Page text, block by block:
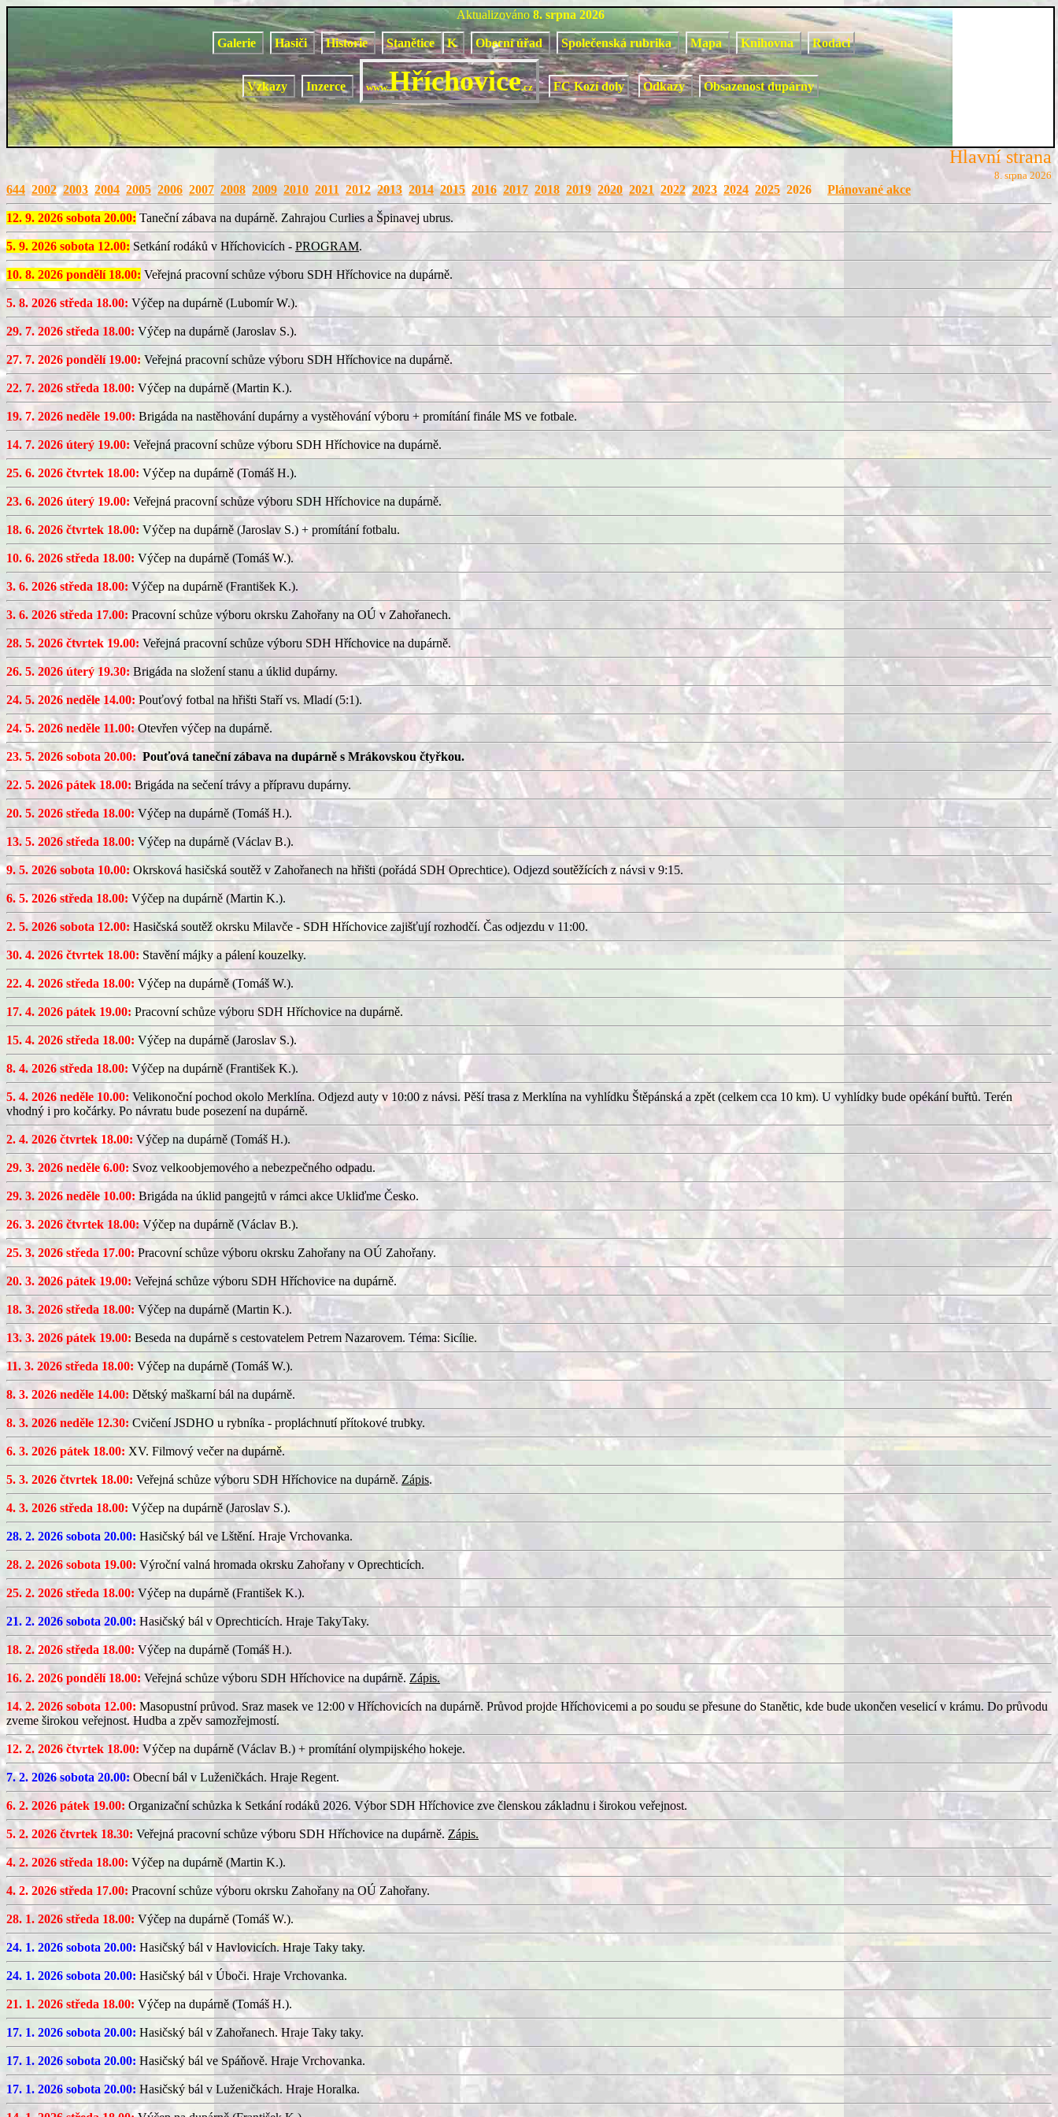
Aktualizováno 8. srpna 2026
Galerie Hasiči Historie Stanětice K Obecní úřad Společenská rubrika Mapa Knihovna Rodáci
Vzkazy Inzerce www.Hříchovice.cz FC Kozí doly Odkazy Obsazenost dupárny
Hlavní strana
8. srpna 2026
644 2002 2003 2004 2005 2006 2007 2008 2009 2010 2011 2012 2013 2014 2015 2016 2017 2018 2019 2020 2021 2022 2023 2024 20252026 Plánované akce
12. 9. 2026 sobota 20.00: Taneční zábava na dupárně. Zahrajou Curlies a Špinavej ubrus.
5. 9. 2026 sobota 12.00: Setkání rodáků v Hříchovicích - PROGRAM.
10. 8. 2026 pondělí 18.00: Veřejná pracovní schůze výboru SDH Hříchovice na dupárně.
5. 8. 2026 středa 18.00: Výčep na dupárně (Lubomír W.).
29. 7. 2026 středa 18.00: Výčep na dupárně (Jaroslav S.).
27. 7. 2026 pondělí 19.00: Veřejná pracovní schůze výboru SDH Hříchovice na dupárně.
22. 7. 2026 středa 18.00: Výčep na dupárně (Martin K.).
19. 7. 2026 neděle 19.00: Brigáda na nastěhování dupárny a vystěhování výboru + promítání finále MS ve fotbale.
14. 7. 2026 úterý 19.00: Veřejná pracovní schůze výboru SDH Hříchovice na dupárně.
25. 6. 2026 čtvrtek 18.00: Výčep na dupárně (Tomáš H.).
23. 6. 2026 úterý 19.00: Veřejná pracovní schůze výboru SDH Hříchovice na dupárně.
18. 6. 2026 čtvrtek 18.00: Výčep na dupárně (Jaroslav S.) + promítání fotbalu.
10. 6. 2026 středa 18.00: Výčep na dupárně (Tomáš W.).
3. 6. 2026 středa 18.00: Výčep na dupárně (František K.).
3. 6. 2026 středa 17.00: Pracovní schůze výboru okrsku Zahořany na OÚ v Zahořanech.
28. 5. 2026 čtvrtek 19.00: Veřejná pracovní schůze výboru SDH Hříchovice na dupárně.
26. 5. 2026 úterý 19.30: Brigáda na složení stanu a úklid dupárny.
24. 5. 2026 neděle 14.00: Pouťový fotbal na hřišti Staří vs. Mladí (5:1).
24. 5. 2026 neděle 11.00:Otevřen výčep na dupárně.
23. 5. 2026 sobota 20.00: Pouťová taneční zábava na dupárně s Mrákovskou čtyřkou.
22. 5. 2026 pátek 18.00: Brigáda na sečení trávy a přípravu dupárny.
20. 5. 2026 středa 18.00: Výčep na dupárně (Tomáš H.).
13. 5. 2026 středa 18.00: Výčep na dupárně (Václav B.).
9. 5. 2026 sobota 10.00: Okrsková hasičská soutěž v Zahořanech na hřišti (pořádá SDH Oprechtice). Odjezd soutěžících z návsi v 9:15.
6. 5. 2026 středa 18.00: Výčep na dupárně (Martin K.).
2. 5. 2026 sobota 12.00: Hasičská soutěž okrsku Milavče - SDH Hříchovice zajišťují rozhodčí. Čas odjezdu v 11:00.
30. 4. 2026 čtvrtek 18.00: Stavění májky a pálení kouzelky.
22. 4. 2026 středa 18.00: Výčep na dupárně (Tomáš W.).
17. 4. 2026 pátek 19.00: Pracovní schůze výboru SDH Hříchovice na dupárně.
15. 4. 2026 středa 18.00: Výčep na dupárně (Jaroslav S.).
8. 4. 2026 středa 18.00: Výčep na dupárně (František K.).
5. 4. 2026 neděle 10.00: Velikonoční pochod okolo Merklína. Odjezd auty v 10:00 z návsi. Pěší trasa z Merklína na vyhlídku Štěpánská a zpět (celkem cca 10 km). U vyhlídky bude opékání buřtů. Terén
vhodný i pro kočárky. Po návratu bude posezení na dupárně.
2. 4. 2026 čtvrtek 18.00: Výčep na dupárně (Tomáš H.).
29. 3. 2026 neděle 6.00: Svoz velkoobjemového a nebezpečného odpadu.
29. 3. 2026 neděle 10.00: Brigáda na úklid pangejtů v rámci akce Ukliďme Česko.
26. 3. 2026 čtvrtek 18.00:Výčep na dupárně (Václav B.).
25. 3. 2026 středa 17.00: Pracovní schůze výboru okrsku Zahořany na OÚ Zahořany.
20. 3. 2026 pátek 19.00: Veřejná schůze výboru SDH Hříchovice na dupárně.
18. 3. 2026 středa 18.00: Výčep na dupárně (Martin K.).
13. 3. 2026 pátek 19.00: Beseda na dupárně s cestovatelem Petrem Nazarovem. Téma: Sicílie.
11. 3. 2026 středa 18.00: Výčep na dupárně (Tomáš W.).
8. 3. 2026 neděle 14.00: Dětský maškarní bál na dupárně.
8. 3. 2026 neděle 12.30: Cvičení JSDHO u rybníka - propláchnutí přítokové trubky.
6. 3. 2026 pátek 18.00: XV. Filmový večer na dupárně.
5. 3. 2026 čtvrtek 18.00: Veřejná schůze výboru SDH Hříchovice na dupárně. Zápis.
4. 3. 2026 středa 18.00: Výčep na dupárně (Jaroslav S.).
28. 2. 2026 sobota 20.00: Hasičský bál ve Lštění. Hraje Vrchovanka.
28. 2. 2026 sobota 19.00: Výroční valná hromada okrsku Zahořany v Oprechticích.
25. 2. 2026 středa 18.00: Výčep na dupárně (František K.).
21. 2. 2026 sobota 20.00: Hasičský bál v Oprechticích. Hraje TakyTaky.
18. 2. 2026 středa 18.00: Výčep na dupárně (Tomáš H.).
16. 2. 2026 pondělí 18.00: Veřejná schůze výboru SDH Hříchovice na dupárně. Zápis.
14. 2. 2026 sobota 12.00: Masopustní průvod. Sraz masek ve 12:00 v Hříchovicích na dupárně. Průvod projde Hříchovicemi a po soudu se přesune do Stanětic, kde bude ukončen veselicí v krámu. Do průvodu
zveme širokou veřejnost. Hudba a zpěv samozřejmostí.
12. 2. 2026 čtvrtek 18.00: Výčep na dupárně (Václav B.) + promítání olympijského hokeje.
7. 2. 2026 sobota 20.00: Obecní bál v Luženičkách. Hraje Regent.
6. 2. 2026 pátek 19.00: Organizační schůzka k Setkání rodáků 2026. Výbor SDH Hříchovice zve členskou základnu i širokou veřejnost.
5. 2. 2026 čtvrtek 18.30: Veřejná pracovní schůze výboru SDH Hříchovice na dupárně. Zápis.
4. 2. 2026 středa 18.00: Výčep na dupárně (Martin K.).
4. 2. 2026 středa 17.00: Pracovní schůze výboru okrsku Zahořany na OÚ Zahořany.
28. 1. 2026 středa 18.00: Výčep na dupárně (Tomáš W.).
24. 1. 2026 sobota 20.00: Hasičský bál v Havlovicích. Hraje Taky taky.
24. 1. 2026 sobota 20.00: Hasičský bál v Úboči. Hraje Vrchovanka.
21. 1. 2026 středa 18.00: Výčep na dupárně (Tomáš H.).
17. 1. 2026 sobota 20.00: Hasičský bál v Zahořanech. Hraje Taky taky.
17. 1. 2026 sobota 20.00: Hasičský bál ve Spáňově. Hraje Vrchovanka.
17. 1. 2026 sobota 20.00: Hasičský bál v Luženičkách. Hraje Horalka.